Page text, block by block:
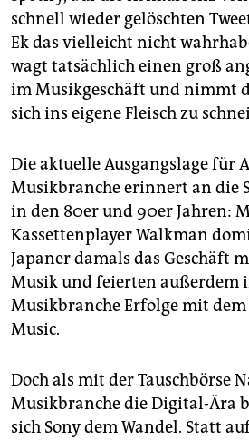
unterstützen
abo
genossenschaft
epaper login
schnell wieder gelöschten
Ek das vielleicht nicht
wagt tatsächlich einen groß
im Musikgeschäft und nimmt
sich ins eigene Fleisch zu
Die aktuelle Ausgangslage für
Musikbranche erinnert an die
in den 80er und 90er Jahren:
Kassettenplayer Walkman
Japaner damals das Geschäft
Musik und feierten außerdem
Musikbranche Erfolge mit
Music.
Doch als mit der Tauschbörse
Musikbranche die Digital-Ära
sich Sony dem Wandel. Statt